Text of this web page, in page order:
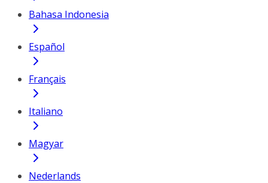
Bahasa Indonesia
Español
Français
Italiano
Magyar
Nederlands